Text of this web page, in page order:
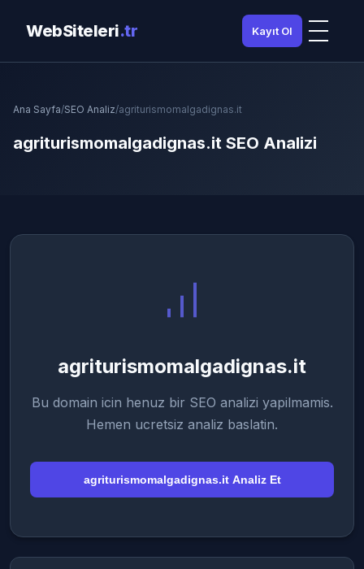
WebSiteleri.tr Kayıt Ol
Ana Sayfa/SEO Analiz/agriturismomalgadignas.it
agriturismomalgadignas.it SEO Analizi
agriturismomalgadignas.it
Bu domain icin henuz bir SEO analizi yapilmamis.
Hemen ucretsiz analiz baslatin.
agriturismomalgadignas.it Analiz Et